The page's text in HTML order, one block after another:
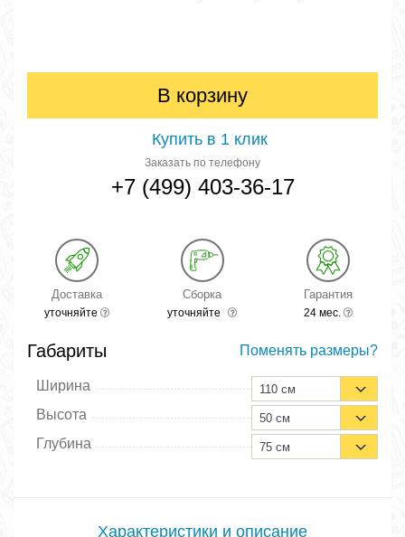
В корзину
Купить в 1 клик
Заказать по телефону
+7 (499) 403-36-17
Доставка
уточняйте
Сборка
уточняйте
Гарантия
24 мес.
Габариты Поменять размеры?
Ширина 110 см
Высота 50 см
Глубина 75 см
Характеристики и описание